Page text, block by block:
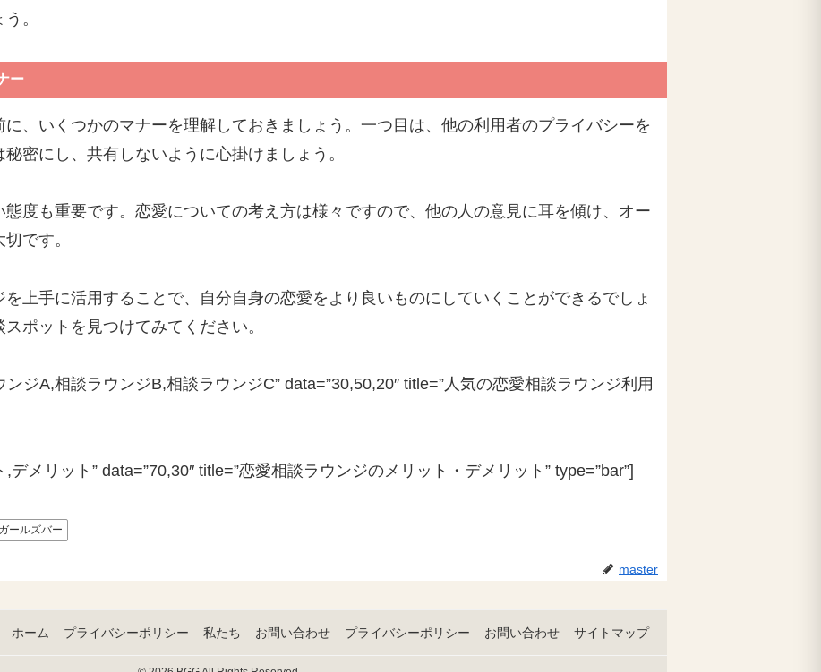
。
ー
、いくつかのマナーを理解しておきましょう。一つ目は、他の利用者のプライバシーを
密にし、共有しないように心掛けましょう。
度も重要です。恋愛についての考え方は様々ですので、他の人の意見に耳を傾け、オー
です。
上手に活用することで、自分自身の恋愛をより良いものにしていくことができるでしょ
ポットを見つけてみてください。
ジA,相談ラウンジB,相談ラウンジC” data=”30,50,20″ title=”人気の恋愛相談ラウンジ利用
メリット” data=”70,30″ title=”恋愛相談ラウンジのメリット・デメリット” type=”bar”]
ガールズバー
master
ホーム プライバシーポリシー 私たち お問い合わせ プライバシーポリシー お問い合わせ サイトマップ